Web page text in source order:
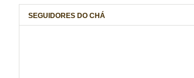
SEGUIDORES DO CHÁ